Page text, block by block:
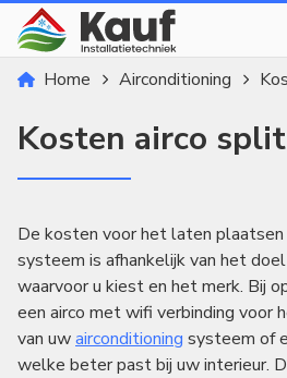
Home Airconditioning
Kosten airco
De kosten voor het laten
systeem is afhankelijk van het
waarvoor u kiest en het merk. Bij
een airco met wifi verbinding voor
van uwairconditioning systeem of
welke beter past bij uw interieur.